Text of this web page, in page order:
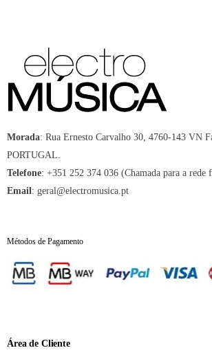
Morada: Rua Ernesto Carvalho 30, 4760-143 VN
PORTUGAL.
Telefone: +351 252 374 036 (Chamada para a rede
Email: geral@electromusica.pt
Métodos de Pagamento
Área de Cliente